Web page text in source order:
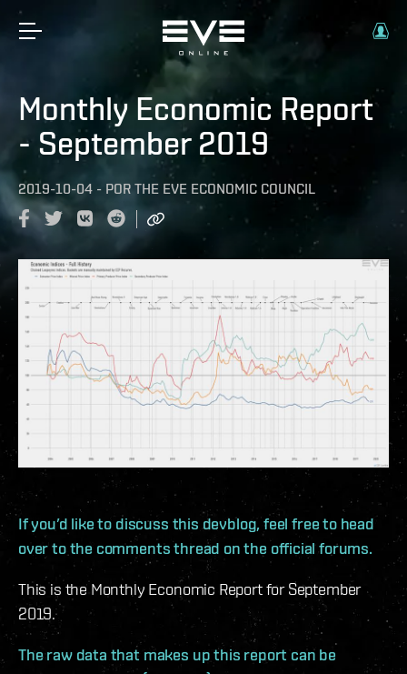
Monthly Economic Report
- September 2019
2019-10-04 - POR THE EVE ECONOMIC COUNCIL
If you’d like to discuss this devblog, feel free to head
over to the comments thread on the official forums.
This is the Monthly Economic Report for September
2019.
The raw data that makes up this report can be